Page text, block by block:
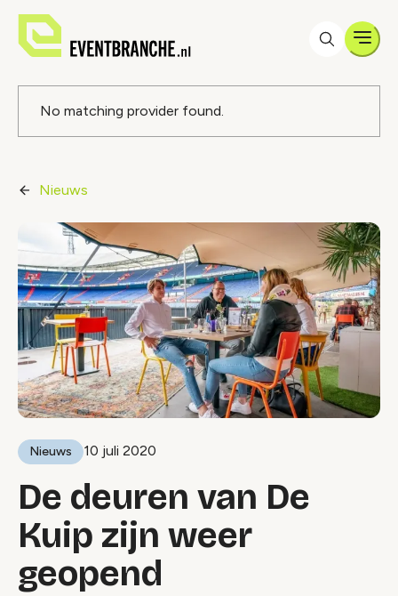
Foutmelding
No matching provider found.
Nieuws
Nieuws 10 juli 2020
De deuren van De
Kuip zijn weer
geopend